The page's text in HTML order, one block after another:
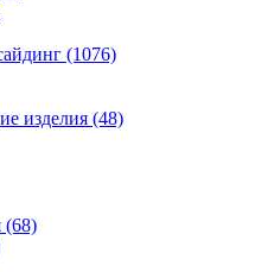
(1076)
изделия (48)
(68)